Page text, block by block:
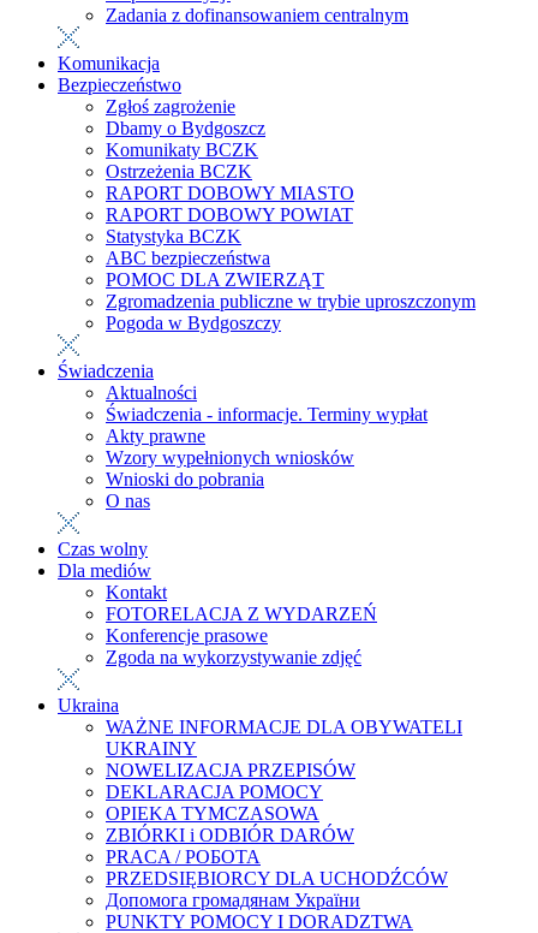
Zadania z dofinansowaniem centralnym
Komunikacja
Bezpieczeństwo
Zgłoś zagrożenie
Dbamy o Bydgoszcz
Komunikaty BCZK
Ostrzeżenia BCZK
RAPORT DOBOWY MIASTO
RAPORT DOBOWY POWIAT
Statystyka BCZK
ABC bezpieczeństwa
POMOC DLA ZWIERZĄT
Zgromadzenia publiczne w trybie uproszczonym
Pogoda w Bydgoszczy
Świadczenia
Aktualności
Świadczenia - informacje. Terminy wypłat
Akty prawne
Wzory wypełnionych wniosków
Wnioski do pobrania
O nas
Czas wolny
Dla mediów
Kontakt
FOTORELACJA Z WYDARZEŃ
Konferencje prasowe
Zgoda na wykorzystywanie zdjęć
Ukraina
WAŻNE INFORMACJE DLA OBYWATELI
UKRAINY
NOWELIZACJA PRZEPISÓW
DEKLARACJA POMOCY
OPIEKA TYMCZASOWA
ZBIÓRKI i ODBIÓR DARÓW
PRACA / РОБОТА
PRZEDSIĘBIORCY DLA UCHODŹCÓW
Допомога громадянам України
PUNKTY POMOCY I DORADZTWA